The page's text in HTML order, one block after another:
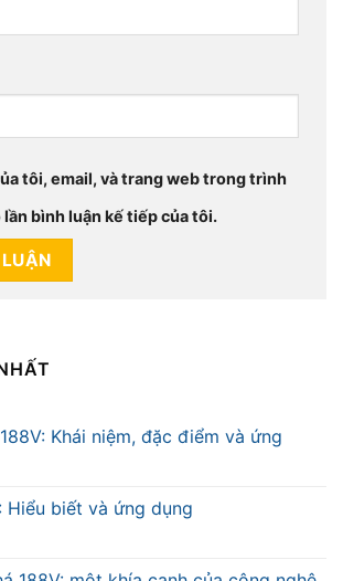
tôi, email, và trang web trong trình
bình luận kế tiếp của tôi.
Khái niệm, đặc điểm và ứng
Hiểu biết và ứng dụng